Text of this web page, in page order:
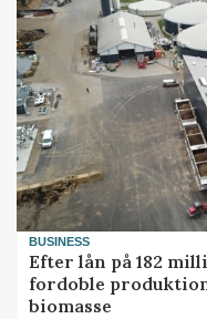
BUSINESS
Efter lån på 182
fordoble
biomasse